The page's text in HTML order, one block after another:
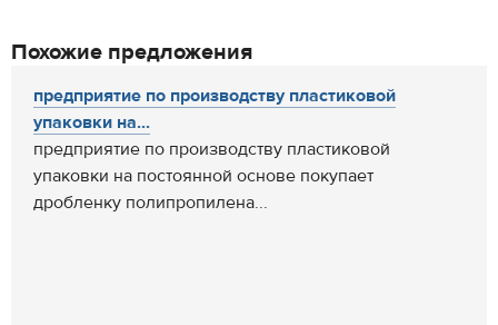
Похожие предложения
предприятие по производству пластиковой
упаковки на...
предприятие по производству пластиковой
упаковки на постоянной основе покупает
дробленку полипропилена...